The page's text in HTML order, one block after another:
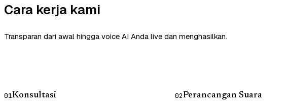
Cara kerja kami
Transparan dari awal hingga voice AI Anda live dan menghasilkan.
01Konsultasi
02Perancangan Suara